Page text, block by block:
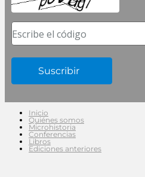
Escribe el código
Inicio
Quiénes somos
Microhistoria
Conferencias
Libros
Ediciones anteriores